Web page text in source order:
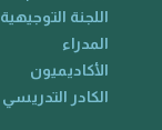
اللجنة التوجيهية
المدراء
الأكاديميون
الكادر التدريسي